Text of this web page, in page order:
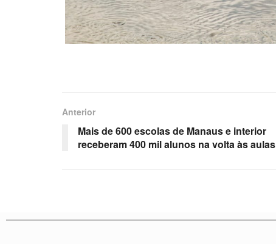
Anterior
Mais de 600 escolas de Manaus e interior
receberam 400 mil alunos na volta às aulas